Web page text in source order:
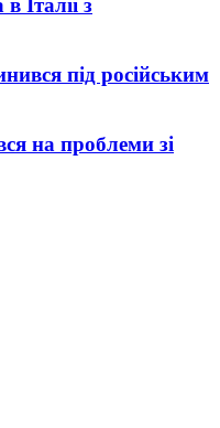
Італії з
під російським
на проблеми зі